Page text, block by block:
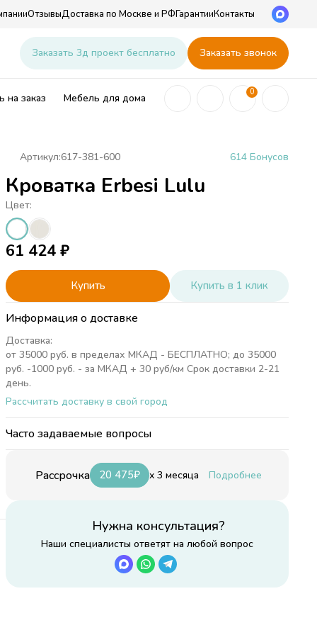
ОтзывыДоставка по Москве и РФГарантииКонтакты
Заказать 3д проект бесплатно Заказать звонок
на заказ Мебель для дома 0
Артикул:617-381-600 614 Бонусов
Кроватка Erbesi Lulu
Цвет:
61 424 ₽
Купить Купить в 1 клик
Информация о доставке
Доставка:
от 35000 руб. в пределах МКАД - БЕСПЛАТНО; до 35000
руб. -1000 руб. - за МКАД + 30 руб/км Срок доставки 2-21
день.
Рассчитать доставку в свой город
Часто задаваемые вопросы
Рассрочка 20 475₽ x 3 месяца Подробнее
Нужна консультация?
Наши специалисты ответят на любой вопрос